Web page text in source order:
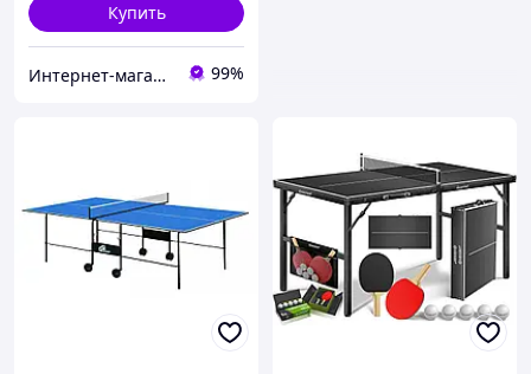
Купить
Интернет-магазин "TUDO" 99%